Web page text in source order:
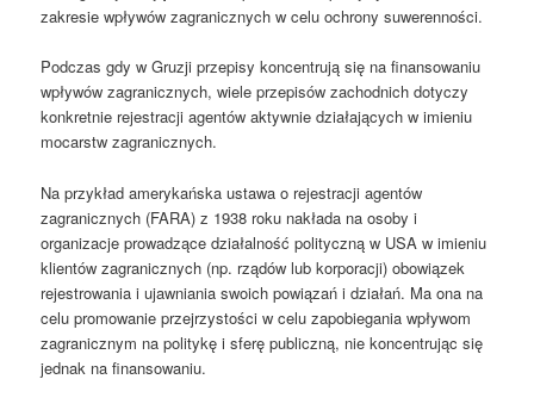
zakresie wpływów zagranicznych w celu ochrony suwerenności.
Podczas gdy w Gruzji przepisy koncentrują się na finansowaniu
wpływów zagranicznych, wiele przepisów zachodnich dotyczy
konkretnie rejestracji agentów aktywnie działających w imieniu
mocarstw zagranicznych.
Na przykład amerykańska ustawa o rejestracji agentów
zagranicznych (FARA) z 1938 roku nakłada na osoby i
organizacje prowadzące działalność polityczną w USA w imieniu
klientów zagranicznych (np. rządów lub korporacji) obowiązek
rejestrowania i ujawniania swoich powiązań i działań. Ma ona na
celu promowanie przejrzystości w celu zapobiegania wpływom
zagranicznym na politykę i sferę publiczną, nie koncentrując się
jednak na finansowaniu.